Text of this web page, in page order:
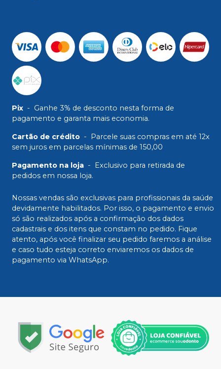
Pix - Ganhe 3% de desconto nesta forma de
pagamento e garanta mais economia.
Cartão de crédito - Parcele suas compras em até 12x
sem juros em parcelas mínimas de 150,00
Pagamento na loja - Exclusivo para retirada de
pedidos em nossa loja.
Nossas vendas são exclusivas para profissionais da saúde
devidamente habilitados. Por isso, o pagamento e envio
só são realizados após a confirmação dos dados
cadastrais e dos itens que constam no pedido. Fique
atento, após você finalizar seu pedido faremos a análise
e caso tudo esteja correto enviaremos os dados de
pagamento via WhatsApp.